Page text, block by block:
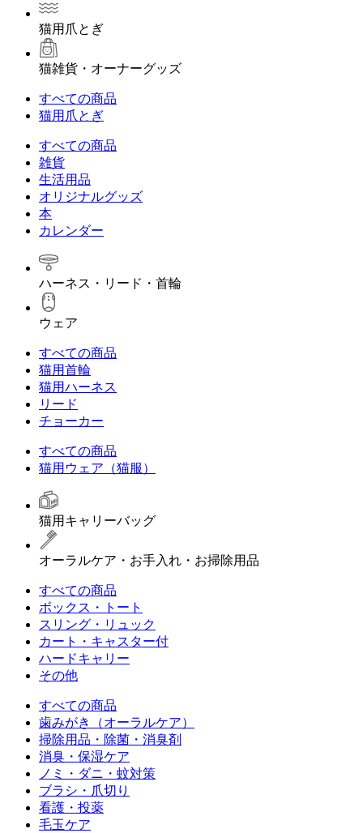
猫用爪とぎ
猫雑貨・オーナーグッズ
すべての商品
猫用爪とぎ
すべての商品
雑貨
生活用品
オリジナルグッズ
本
カレンダー
ハーネス・リード・首輪
ウェア
すべての商品
猫用首輪
猫用ハーネス
リード
チョーカー
すべての商品
猫用ウェア（猫服）
猫用キャリーバッグ
オーラルケア・お手入れ・お掃除用品
すべての商品
ボックス・トート
スリング・リュック
カート・キャスター付
ハードキャリー
その他
すべての商品
歯みがき（オーラルケア）
掃除用品・除菌・消臭剤
消臭・保湿ケア
ノミ・ダニ・蚊対策
ブラシ・爪切り
看護・投薬
毛玉ケア